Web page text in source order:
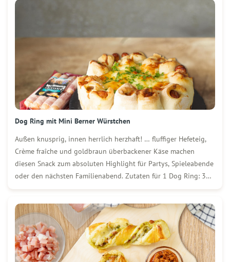
Dog Ring mit Mini Berner Würstchen
Außen knusprig, innen herrlich herzhaft! … fluffiger Hefeteig,
Crème fraîche und goldbraun überbackener Käse machen
diesen Snack zum absoluten Highlight für Partys, Spieleabende
oder den nächsten Familienabend. Zutaten für 1 Dog Ring: 3